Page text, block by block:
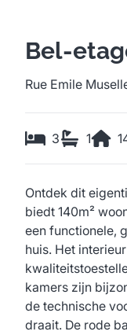
Bel-
Rue Emile
3 1
Ontdek dit
biedt 140m²
een functionele,
huis. Het
kamers zijn
de technische
draait. De rode